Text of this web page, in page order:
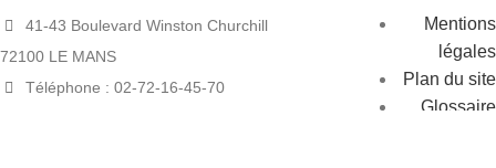
41-43 Boulevard Winston Churchill
72100 LE MANS
Téléphone : 02-72-16-45-70
Mentions
légales
Plan du site
Glossaire